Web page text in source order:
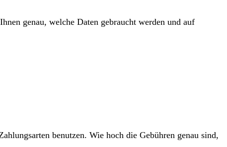
genau, welche Daten gebraucht werden und auf
benutzen. Wie hoch die Gebühren genau sind,